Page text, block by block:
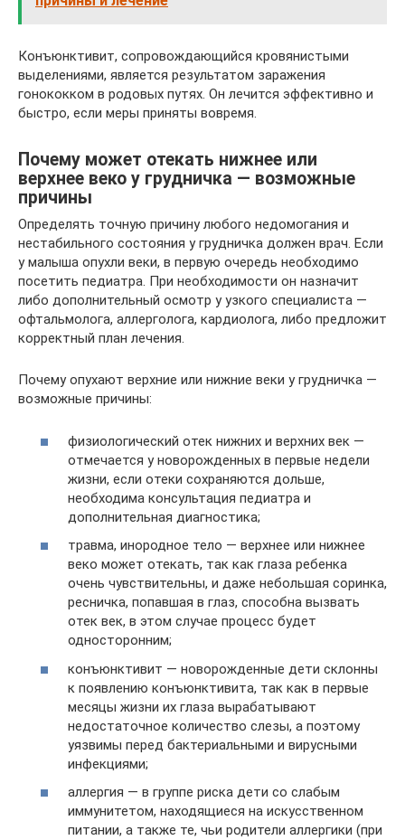
Конъюнктивит, сопровождающийся кровянистыми
выделениями, является результатом заражения
гонококком в родовых путях. Он лечится эффективно и
быстро, если меры приняты вовремя.
Почему может отекать нижнее или
верхнее веко у грудничка — возможные
причины
Определять точную причину любого недомогания и
нестабильного состояния у грудничка должен врач. Если
у малыша опухли веки, в первую очередь необходимо
посетить педиатра. При необходимости он назначит
либо дополнительный осмотр у узкого специалиста —
офтальмолога, аллерголога, кардиолога, либо предложит
корректный план лечения.
Почему опухают верхние или нижние веки у грудничка —
возможные причины:
физиологический отек нижних и верхних век —
отмечается у новорожденных в первые недели
жизни, если отеки сохраняются дольше,
необходима консультация педиатра и
дополнительная диагностика;
травма, инородное тело — верхнее или нижнее
веко может отекать, так как глаза ребенка
очень чувствительны, и даже небольшая соринка,
ресничка, попавшая в глаз, способна вызвать
отек век, в этом случае процесс будет
односторонним;
конъюнктивит — новорожденные дети склонны
к появлению конъюнктивита, так как в первые
месяцы жизни их глаза вырабатывают
недостаточное количество слезы, а поэтому
уязвимы перед бактериальными и вирусными
инфекциями;
аллергия — в группе риска дети со слабым
иммунитетом, находящиеся на искусственном
питании, а также те, чьи родители аллергики (при